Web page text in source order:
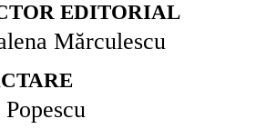
EDITORIAL
Mărculescu